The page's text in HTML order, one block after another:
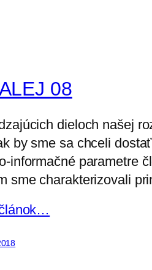
08
dieloch našej
by sme sa chceli
informačné parametre
sme charakterizovali